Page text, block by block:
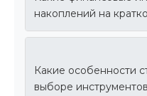
накоплений на
Какие особенности
выборе